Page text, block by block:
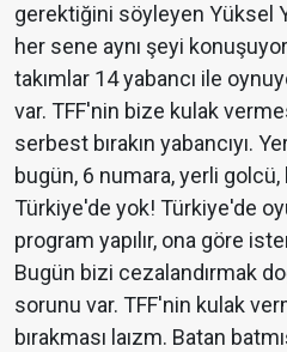
gerektiğini söyleyen Yüksel
her sene aynı şeyi
takımlar 14 yabancı ile
var. TFF'nin bize kulak
serbest bırakın yabancıyı.
bugün, 6 numara, yerli
Türkiye'de yok! Türkiye'de
program yapılır, ona göre
Bugün bizi cezalandırmak
sorunu var. TFF'nin kulak
bırakması laızm. Batan